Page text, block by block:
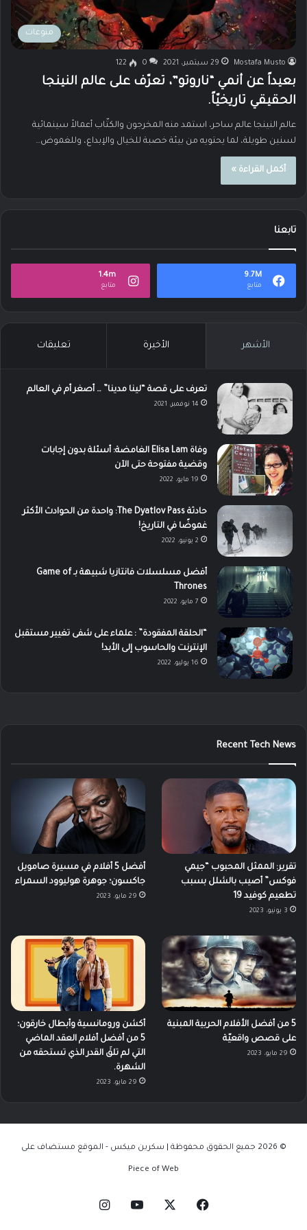
منوعات
Mostafa Musto 29 سبتمبر، 2021 0
122
بعيداً عن أنمي “ناروتو”، تعرّف على عالم النينجا
الحقيقي تاريخيّاً.
عالم النينجا عالم ساحر، استمد منه المخرجون والكتّاب أعمالاً سينمائية
لسنين طويلة، لما يحتويه من بيئة خصبة للخيال والإبداع، وللغموض…
أكمل القراءة »
تابعنا
9.7M
متابع
1.4m
متابع
الأشهر الأخيرة تعليقات
تعرف على قصة “لينا مدينا” … أصغر أم في العالم
14 نوفمبر، 2021
وفاة Elisa Lam الغامضة: أسئلة بدون إجابات
وقضية مفتوحة حتى الآن
19 مايو، 2022
حادثة The Dyatlov Pass: واحدة من الحوادث الأكثر
غموضًا في التاريخ!
2 يونيو، 2022
أفضل مسلسلات فانتازيا شبيهة بـ Game of
Thrones
7 مايو، 2022
“الحلقة المفقودة” : علماء على شفى تغيير مستقبل
الإنترنت والحاسوب إلى الأبد!
16 يوليو، 2022
Recent Tech News
تقرير: الممثل المحبوب “جيمي
فوكس” أصيب بالشلل بسبب
تطعيم كوفيد 19
3 يونيو، 2023
أفضل 5 أفلام في مسيرة صامويل
جاكسون؛ جوهرة هوليوود السمراء
29 مايو، 2023
5 من أفضل الأفلام الحربية المبنية
على قصص واقعيّة
29 مايو، 2023
أكشن ورومانسية وأبطال خارقون؛
5 من أفضل أفلام العقد الماضي
التي لم تلقَ القدر الذي تستحقه من
الشهرة.
29 مايو، 2023
© 2026 جميع الحقوق محفوظة | سكرين ميكس - الموقع مستضاف على
Piece of Web
فيسبوك ‫YouTube